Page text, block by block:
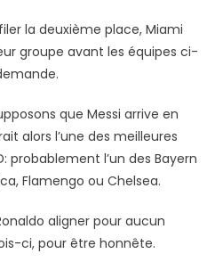
la deuxième place, Miami
groupe avant les équipes ci-
que Messi arrive en
alors l’une des meilleures
probablement l’un des Bayern
Flamengo ou Chelsea.
aligner pour aucun
ci, pour être honnête.